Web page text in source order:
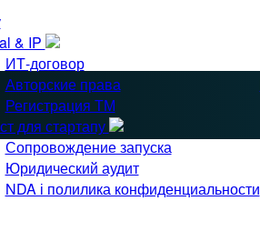
& IP
ИТ-договор
Авторские права
Регистрация ТМ
для стартапу
Сопровождение запуска
Юридический аудит
NDA і полилика конфиденциальности